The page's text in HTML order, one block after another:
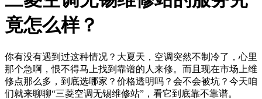
竟怎么样？
你有没有遇到过这种情况？大夏天，空调突然不制冷了，心里
那个急啊，恨不得马上找到靠谱的人来修。而且现在市场上维
修点那么多，到底选哪家？价格透明吗？会不会被坑？今天咱
们就来聊聊“三菱空调无锡维修站”，看它到底靠不靠谱。